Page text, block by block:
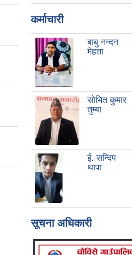
कर्माचारी
बाबु नन्दन
मेहता
साेभित कुमार
तुम्बा
ई. सन्दिप
थापा
सूचना अधिकारी